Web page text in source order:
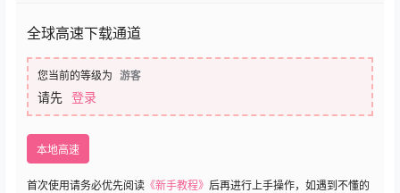
全球高速下载通道
您当前的等级为 游客
请先 登录
本地高速
首次使用请务必优先阅读 《新手教程》 后再进行上手操作，如遇到不懂的